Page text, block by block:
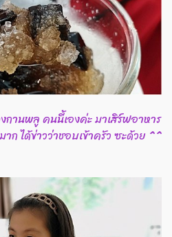
กานพลู คนนี้เองค่ะ มาเสิร์ฟอาหาร
ก ได้ข่าวว่าชอบเข้าครัว ซะด้วย ^^